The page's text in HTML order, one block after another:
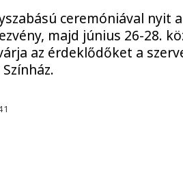
ceremóniával nyit a
majd június 26-28.
az érdeklődőket a